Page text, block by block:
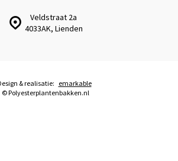
Veldstraat 2a
4033AK, Lienden
© Polyesterplantenbakken.nl
& realisatie: emarkable